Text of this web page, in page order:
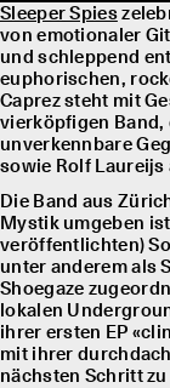
Sleeper Spies
von emotionaler
und schleppend
euphorischen,
Caprez steht mit
vierköpfigen Band,
unverkennbare
sowie Rolf
Die Band aus
Mystik umgeben
veröffentlichten)
unter anderem als
Shoegaze
lokalen
ihrer ersten EP
mit ihrer
nächsten Schritt